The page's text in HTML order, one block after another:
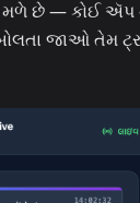
છે — કોઈ ઍપ
જાઓ તેમ